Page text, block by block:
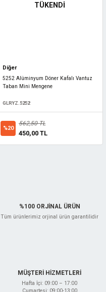
TÜKENDİ
Diğer
5252 Alüminyum Döner Kafalı Vantuz
Taban Mini Mengene
GLRYZ.5252
%20
562,50 TL
450,00 TL
%100 ORJİNAL ÜRÜN
Tüm ürünlerimiz orjinal ürün garantilidir
MÜŞTERİ HİZMETLERİ
Hafta İçi: 09:00 – 17:00
Cumartesi: 09:00-13:00